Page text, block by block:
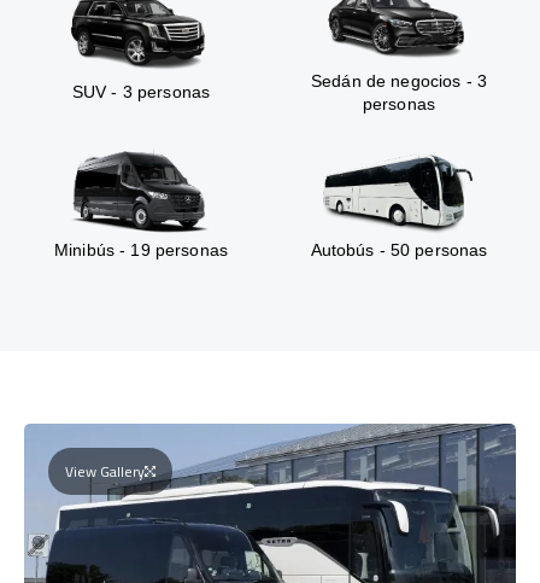
SUV - 3 personas
Sedán de negocios - 3
personas
Minibús - 19 personas Autobús - 50 personas
View Gallery